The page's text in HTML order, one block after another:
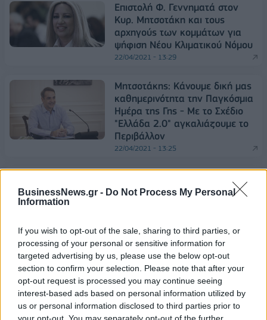
BusinessNews.gr - Do Not Process My Personal
Information
If you wish to opt-out of the sale, sharing to third parties, or
processing of your personal or sensitive information for
targeted advertising by us, please use the below opt-out
section to confirm your selection. Please note that after your
opt-out request is processed you may continue seeing
interest-based ads based on personal information utilized by
us or personal information disclosed to third parties prior to
Επιστολή Φ. Γεννηματά στον
Κυρ. Μητσοτάκη και τους
αρχηγούς των κομμάτων για
ψήφιση Νέου Κλιματικού Νόμου
22/04/2021 - 13:29
Μητσοτάκης: Κάνουμε δική μας
καθημερινότητα την Παγκόσμια
Ημέρα της Γης - Με το Σχέδιο
"Ελλάδα 2.0" αγκαλιάζουμε το
Περιβάλλον
22/04/2021 - 13:25
Δικαστικών Υπαλλήλων -
των συντάξεων
22/04/2021 - 13:23
Πελώνη: Τι θα ισχύει για τις
εκκλησίες τη Μεγάλη Εβδομάδα
και το Πάσχα